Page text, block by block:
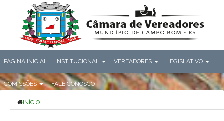
PÁGINA INICIAL INSTITUCIONAL VEREADORES LEGISLATIVO
COMISSÕES FALE CONOSCO
INÍCIO